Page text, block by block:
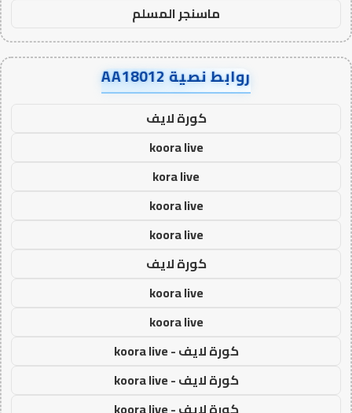
ماسنجر المسلم
روابط نصية AA18012
كورة لايف
koora live
kora live
koora live
koora live
كورة لايف
koora live
koora live
كورة لايف - koora live
كورة لايف - koora live